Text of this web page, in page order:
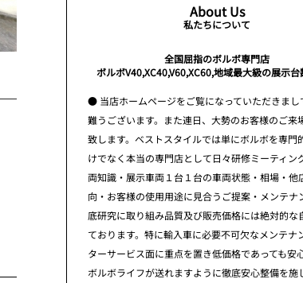
About Us
私たちについて
全国屈指のボルボ専門店
ボルボV40,XC40,V60,XC60,地域最大級の展示台
● 当店ホームページをご覧になっていただきまし
難うございます。また連日、大勢のお客様のご来
致します。ベストスタイルでは単にボルボを専門
けでなく本当の専門店として日々研修ミーティン
両知識・展示車両１台１台の車両状態・相場・他
向・お客様の使用用途に見合うご提案・メンテナ
底研究に取り組み品質及び販売価格には絶対的な
ております。特に輸入車に必要不可欠なメンテナ
ターサービス面に重点を置き低価格であっても安
ボルボライフが送れますように徹底安心整備を施